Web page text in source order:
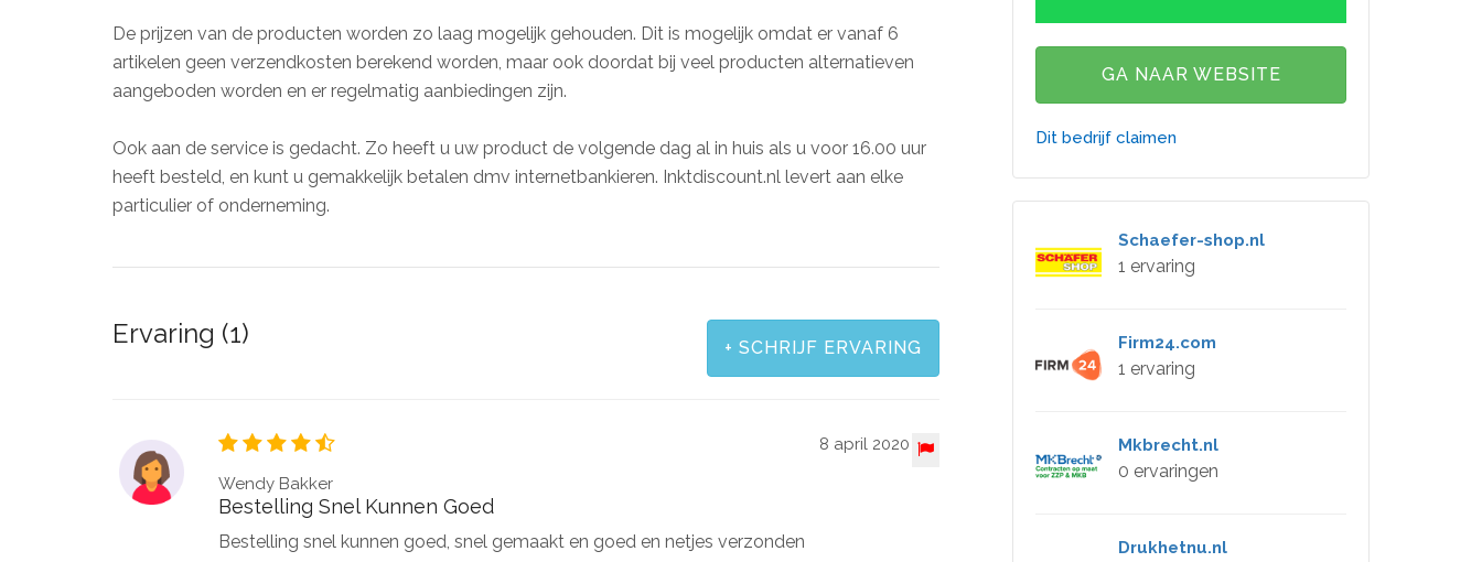
De prijzen van de producten worden zo laag mogelijk gehouden. Dit is mogelijk omdat er vanaf 6
artikelen geen verzendkosten berekend worden, maar ook doordat bij veel producten alternatieven
aangeboden worden en er regelmatig aanbiedingen zijn.
Ook aan de service is gedacht. Zo heeft u uw product de volgende dag al in huis als u voor 16.00 uur
heeft besteld, en kunt u gemakkelijk betalen dmv internetbankieren. Inktdiscount.nl levert aan elke
particulier of onderneming.
+ SCHRIJF ERVARING
Ervaring (1)
8 april 2020
Wendy Bakker
Bestelling Snel Kunnen Goed
Bestelling snel kunnen goed, snel gemaakt en goed en netjes verzonden
GA NAAR WEBSITE
Dit bedrijf claimen
Schaefer-shop.nl
1 ervaring
Firm24.com
1 ervaring
Mkbrecht.nl
0 ervaringen
Drukhetnu.nl